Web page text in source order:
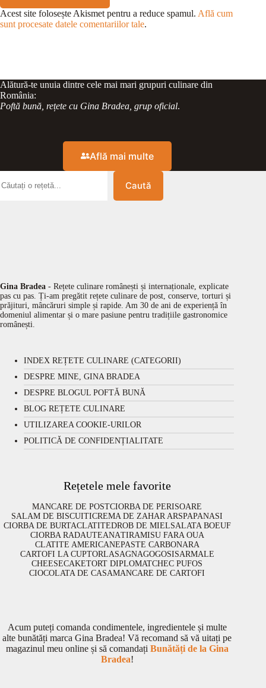
Acest site folosește Akismet pentru a reduce spamul. Află cum
sunt procesate datele comentariilor tale.
Alătură-te unuia dintre cele mai mari grupuri culinare din
România:
Poftă bună, rețete cu Gina Bradea, grup oficial.
Află mai multe
Caută
Gina Bradea - Rețete culinare românești și internaționale, explicate
pas cu pas. Ți-am pregătit rețete culinare de post, conserve, torturi și
prăjituri, mâncăruri simple și rapide. Am 30 de ani de experiență în
domeniul alimentar și o mare pasiune pentru tradițiile gastronomice
românești.
INDEX REȚETE CULINARE (CATEGORII)
DESPRE MINE, GINA BRADEA
DESPRE BLOGUL POFTĂ BUNĂ
BLOG REȚETE CULINARE
UTILIZAREA COOKIE-URILOR
POLITICĂ DE CONFIDENȚIALITATE
Rețetele mele favorite
MANCARE DE POSTCIORBA DE PERISOARE
SALAM DE BISCUITICREMA DE ZAHAR ARSPAPANASI
CIORBA DE BURTACLATITEDROB DE MIELSALATA BOEUF
CIORBA RADAUTEANATIRAMISU FARA OUA
CLATITE AMERICANEPASTE CARBONARA
CARTOFI LA CUPTORLASAGNAGOGOSISARMALE
CHEESECAKETORT DIPLOMATCHEC PUFOS
CIOCOLATA DE CASAMANCARE DE CARTOFI
Acum puteți comanda condimentele, ingredientele și multe
alte bunătăți marca Gina Bradea! Vă recomand să vă uitați pe
magazinul meu online și să comandați Bunătăți de la Gina
Bradea!